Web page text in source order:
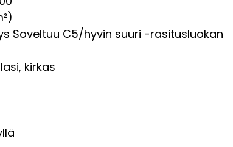
Soveltuu C5/hyvin suuri -rasitusluokan
kirkas